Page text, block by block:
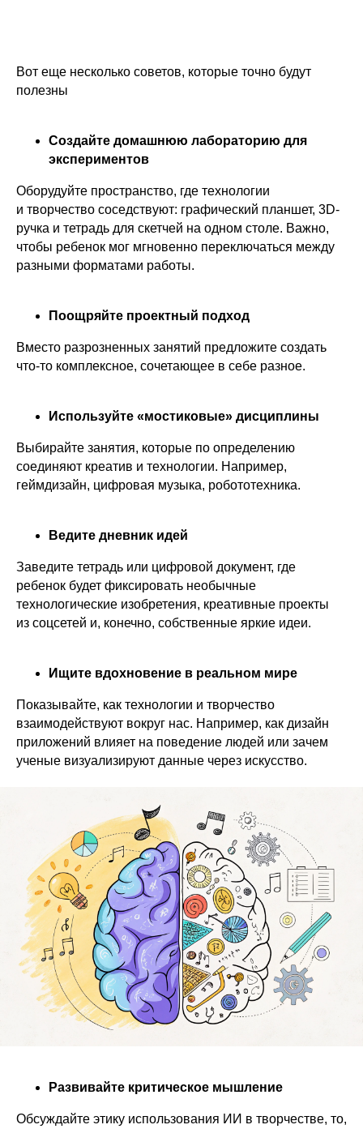
Вот еще несколько советов, которые точно будут
полезны
Создайте домашнюю лабораторию для
экспериментов
Оборудуйте пространство, где технологии
и творчество соседствуют: графический планшет, 3D-
ручка и тетрадь для скетчей на одном столе. Важно,
чтобы ребенок мог мгновенно переключаться между
разными форматами работы.
Поощряйте проектный подход
Вместо разрозненных занятий предложите создать
что-то комплексное, сочетающее в себе разное.
Используйте «мостиковые» дисциплины
Выбирайте занятия, которые по определению
соединяют креатив и технологии. Например,
геймдизайн, цифровая музыка, робототехника.
Ведите дневник идей
Заведите тетрадь или цифровой документ, где
ребенок будет фиксировать необычные
технологические изобретения, креативные проекты
из соцсетей и, конечно, собственные яркие идеи.
Ищите вдохновение в реальном мире
Показывайте, как технологии и творчество
взаимодействуют вокруг нас. Например, как дизайн
приложений влияет на поведение людей или зачем
ученые визуализируют данные через искусство.
Развивайте критическое мышление
Обсуждайте этику использования ИИ в творчестве, то,